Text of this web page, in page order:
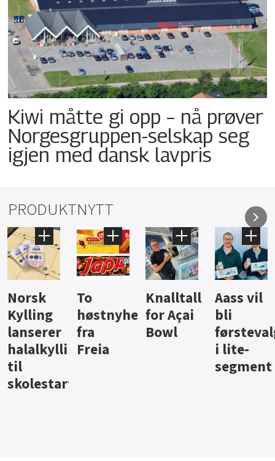
Kiwi måtte gi opp – nå prøver
Norgesgruppen-selskap seg
igjen med dansk lavpris
PRODUKTNYTT
Knalltall
for Açai
Bowl
Aass vil
bli
førstevalg
i lite-
Brus og
jus fra
Berentsen
Hard
iste fra
Hansa